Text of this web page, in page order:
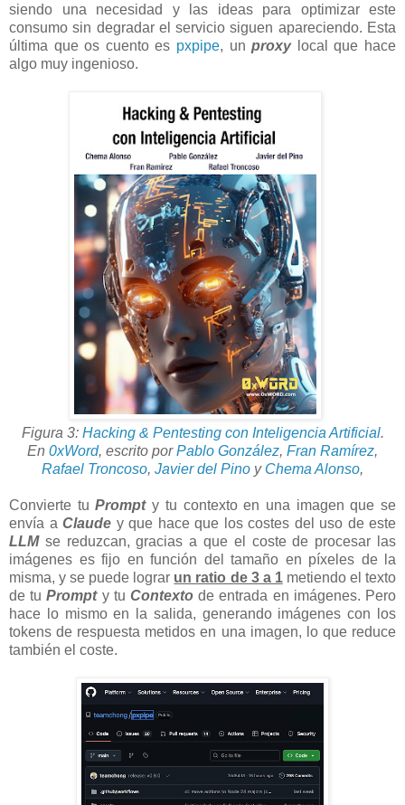
siendo una necesidad y las ideas para optimizar este
consumo sin degradar el servicio siguen apareciendo. Esta
última que os cuento es pxpipe, unproxylocal que hace
algo muy ingenioso.
Figura 3: Hacking & Pentesting con Inteligencia Artificial.
En 0xWord, escrito porPablo González, Fran Ramírez,
Rafael Troncoso, Javier del Pino y Chema Alonso,
Convierte tuPrompty tu contexto en una imagen que se
envía a Claude y que hace que los costes del uso de este
LLMse reduzcan, gracias a que el coste de procesar las
imágenes es fijo en función del tamaño en píxeles de la
misma, y se puede lograr un ratio de 3 a 1metiendo el texto
de tuPrompty tuContexto de entrada en imágenes. Pero
hace lo mismo en la salida, generando imágenes con los
tokens de respuesta metidos en una imagen, lo que reduce
también el coste.